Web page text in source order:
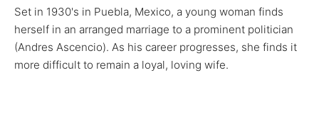
Set in 1930's in Puebla, Mexico, a young woman finds
herself in an arranged marriage to a prominent politician
(Andres Ascencio). As his career progresses, she finds it
more difficult to remain a loyal, loving wife.